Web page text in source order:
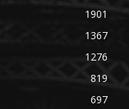
1901
1367
1276
819
697